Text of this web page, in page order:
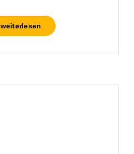
weiterlesen